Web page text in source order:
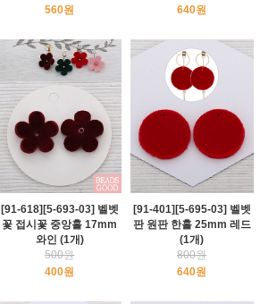
560원
640원
[91-618][5-693-03] 벨벳
꽃 접시꽃 중앙홀 17mm
와인 (1개)
500원
400원
[91-401][5-695-03] 벨벳
판 원판 한홀 25mm 레드
(1개)
800원
640원